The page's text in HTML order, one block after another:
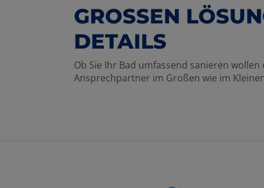
GROSSEN
ETAILS
Ob Sie Ihr Bad umfassend sanieren
Ansprechpartner im Großen wie im
und schließen